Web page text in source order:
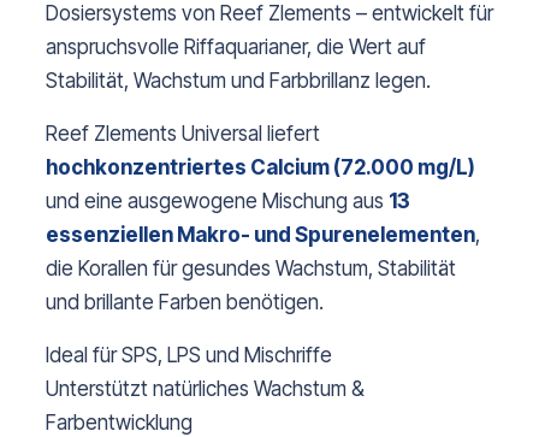
Dosiersystems von Reef Zlements – entwickelt für
anspruchsvolle Riffaquarianer, die Wert auf
Stabilität, Wachstum und Farbbrillanz legen.
Reef Zlements Universal liefert
hochkonzentriertes Calcium (72.000 mg/L)
und eine ausgewogene Mischung aus 13
essenziellen Makro- und Spurenelementen,
die Korallen für gesundes Wachstum, Stabilität
und brillante Farben benötigen.
Ideal für SPS, LPS und Mischriffe
Unterstützt natürliches Wachstum &
Farbentwicklung